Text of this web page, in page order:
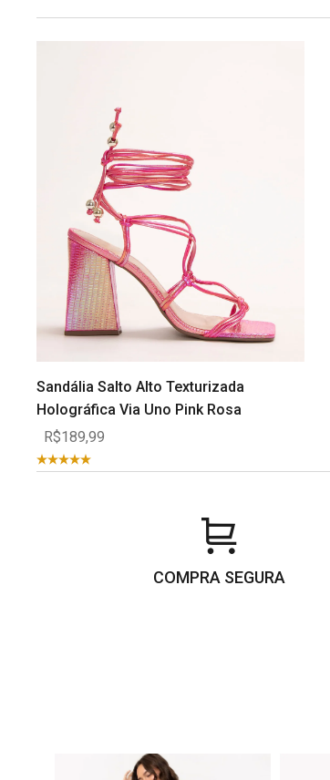
Sandália Salto Alto Texturizada
Holográfica Via Uno Pink Rosa
R$189,99
COMPRA SEGURA